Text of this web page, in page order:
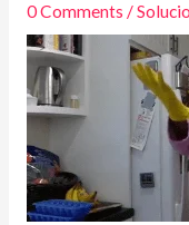
0 Comments /